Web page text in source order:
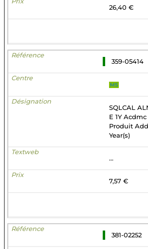
26,40 €
359-05414
MS
SQLCAL
E 1Y
Produit
Year(s)
...
7,57 €
381-02252